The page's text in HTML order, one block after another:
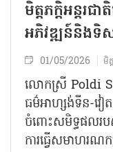
មិត្តភក្តិអន្តរ
អភិវឌ្ឍន៍និងទិ
01/05/2026 មិ
លោកស្រី Poldi
ធម៌អាហ្សង់ទីន-វៀ
ចំពោះសមិទ្ធផលរប
ការធ្វើសមាហរណ